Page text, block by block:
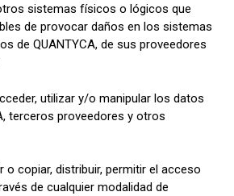
sistemas físicos o lógicos que
de provocar daños en los sistemas
de QUANTYCA, de sus proveedores
utilizar y/o manipular los datos
terceros proveedores y otros
copiar, distribuir, permitir el acceso
de cualquier modalidad de